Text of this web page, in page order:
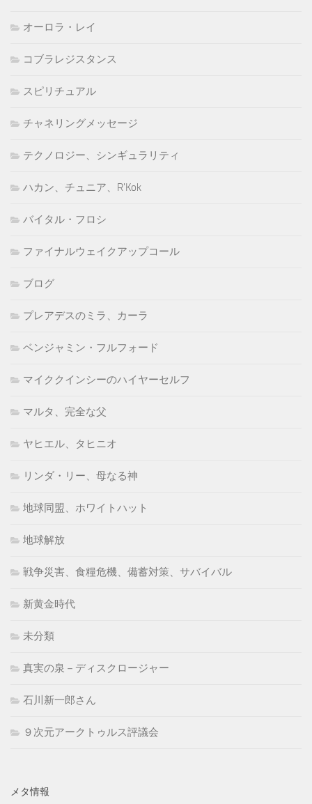
オーロラ・レイ
コブラレジスタンス
スピリチュアル
チャネリングメッセージ
テクノロジー、シンギュラリティ
ハカン、チュニア、R'Kok
バイタル・フロシ
ファイナルウェイクアップコール
ブログ
プレアデスのミラ、カーラ
ベンジャミン・フルフォード
マイククインシーのハイヤーセルフ
マルタ、完全な父
ヤヒエル、タヒニオ
リンダ・リー、母なる神
地球同盟、ホワイトハット
地球解放
戦争災害、食糧危機、備蓄対策、サバイバル
新黄金時代
未分類
真実の泉－ディスクロージャー
石川新一郎さん
９次元アークトゥルス評議会
メタ情報